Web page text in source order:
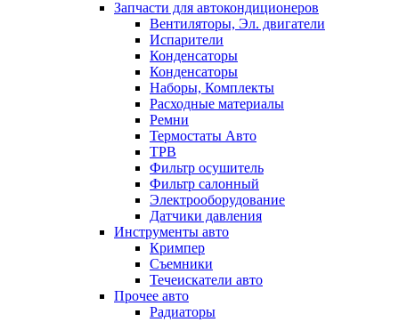
Запчасти для автокондиционеров
Вентиляторы, Эл. двигатели
Испарители
Конденсаторы
Конденсаторы
Наборы, Комплекты
Расходные материалы
Ремни
Термостаты Авто
ТРВ
Фильтр осушитель
Фильтр салонный
Электрооборудование
Датчики давления
Инструменты авто
Кримпер
Съемники
Течеискатели авто
Прочее авто
Радиаторы